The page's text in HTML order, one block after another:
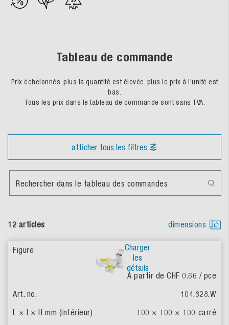
Tableau de commande
Prix échelonnés: plus la quantité est élevée, plus le prix à l'unité est
bas.
Tous les prix dans le tableau de commande sont sans TVA.
afficher tous les filtres
12 articles dimensions
Rechercher dans le tableau des commandes
Charger
les
détails
À partir de CHF 0.66 / pce
104.828.W
100 × 100 × 100 carré